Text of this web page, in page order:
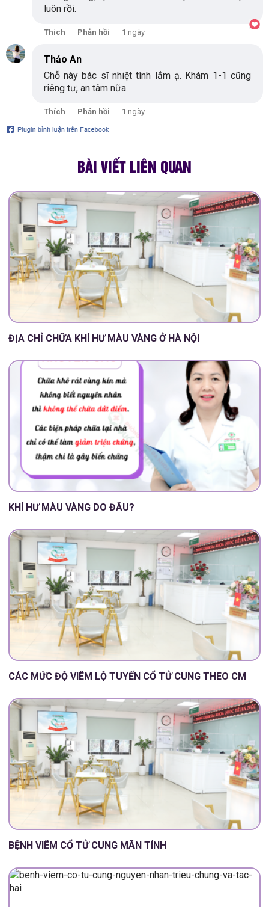
luôn rồi.
Thích Phản hồi 1 ngày
Thảo An
Chỗ này bác sĩ nhiệt tình lắm ạ. Khám 1-1 cũng
riêng tư, an tâm nữa
Thích Phản hồi 1 ngày
BÀI VIẾT LIÊN QUAN
ĐỊA CHỈ CHỮA KHÍ HƯ MÀU VÀNG Ở HÀ NỘI
KHÍ HƯ MÀU VÀNG DO ĐÂU?
CÁC MỨC ĐỘ VIÊM LỘ TUYẾN CỔ TỬ CUNG THEO CM
BỆNH VIÊM CỔ TỬ CUNG MÃN TÍNH